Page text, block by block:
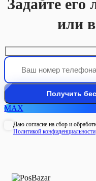
Задайте его
или
MAX
Даю согласие на сбор и
Политикой конфиденциальности